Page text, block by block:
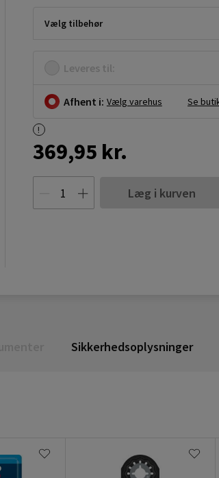
Vælg tilbehør
Leveres til:
Afhent i: Vælg varehus Se
369,95 kr.
Læg i kurven
Sikkerhedsoplysninger